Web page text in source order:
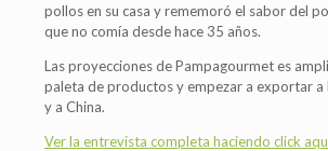
pollos en su casa y rememoró el sabor del
que no comía desde hace 35 años.
Las proyecciones de Pampagourmet es
paleta de productos y empezar a exportar a
y a China.
Ver la entrevista completa haciendo click